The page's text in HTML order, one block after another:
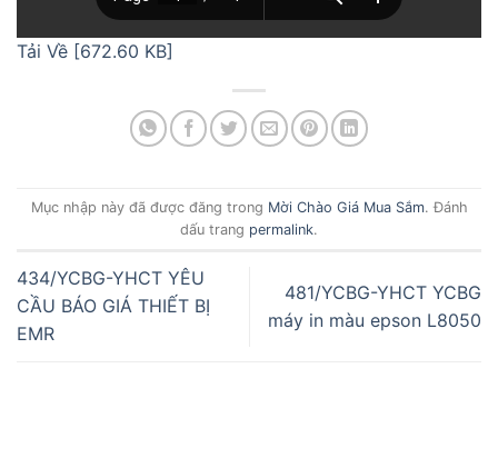
Tải Về [672.60 KB]
Mục nhập này đã được đăng trong Mời Chào Giá Mua Sắm. Đánh
dấu trang permalink.
434/YCBG-YHCT YÊU
CẦU BÁO GIÁ THIẾT BỊ
EMR
481/YCBG-YHCT YCBG
máy in màu epson L8050